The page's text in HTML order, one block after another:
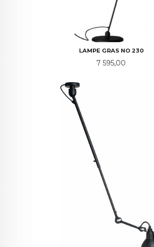
LAMPE GRAS NO 230
Pris
7 595,00